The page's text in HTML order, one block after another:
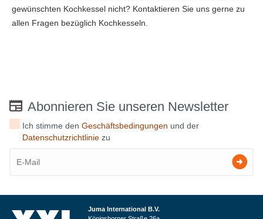
gewünschten Kochkessel nicht? Kontaktieren Sie uns gerne zu
allen Fragen bezüglich Kochkesseln.
Abonnieren Sie unseren Newsletter
Ich stimme denGeschäftsbedingungen und der
Datenschutzrichtlinie zu
Juma International B.V.